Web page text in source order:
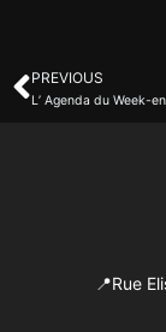
PREVIOUS
📍Rue